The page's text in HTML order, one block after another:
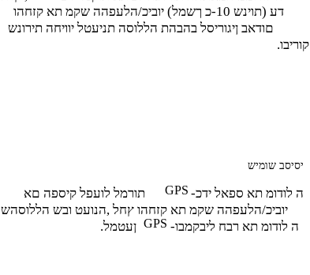
דע (תוינש 10-כ ךשמל) יוביכ/הלעפהה שקמ תא קזחהו
םודאב ןיגוריסל בהבהת הללוסה תניעטל יוויחה תירונש
.קוריבו
יסיסב שומיש
תורמל לועפל קיספה םא GPS -ה לודומ תא ספאל ידכ
יוביכ/הלעפהה שקמ תא קזחהו ץחל ,הנועט ובש הללוסהש
.ןעטמל GPS -ה לודומ תא רבח ליבקמבו